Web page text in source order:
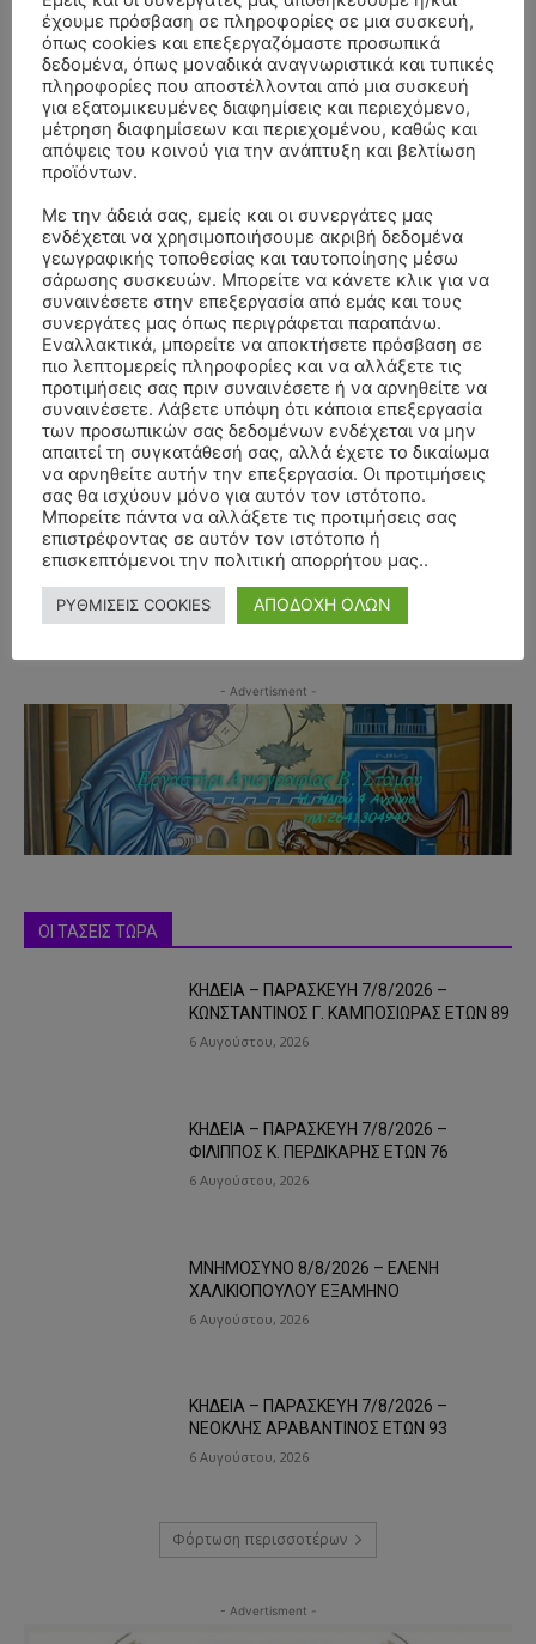
- Advertisment -
- Advertisment -
ΟΙ ΤΑΣΕΙΣ ΤΩΡΑ
ΚΗΔΕΙΑ – ΠΑΡΑΣΚΕΥΗ 7/8/2026 –
ΚΩΝΣΤΑΝΤΙΝΟΣ Γ. ΚΑΜΠΟΣΙΩΡΑΣ ΕΤΩΝ 89
6 Αυγούστου, 2026
ΚΗΔΕΙΑ – ΠΑΡΑΣΚΕΥΗ 7/8/2026 –
ΦΙΛΙΠΠΟΣ Κ. ΠΕΡΔΙΚΑΡΗΣ ΕΤΩΝ 76
6 Αυγούστου, 2026
ΜΝΗΜΟΣΥΝΟ 8/8/2026 – ΕΛΕΝΗ
ΧΑΛΙΚΙΟΠΟΥΛΟΥ ΕΞΑΜΗΝΟ
6 Αυγούστου, 2026
ΚΗΔΕΙΑ – ΠΑΡΑΣΚΕΥΗ 7/8/2026 –
ΝΕΟΚΛΗΣ ΑΡΑΒΑΝΤΙΝΟΣ ΕΤΩΝ 93
6 Αυγούστου, 2026
Φόρτωση περισσοτέρων
- Advertisment -
έχουμε πρόσβαση σε πληροφορίες σε μια συσκευή,
όπως cookies και επεξεργαζόμαστε προσωπικά
δεδομένα, όπως μοναδικά αναγνωριστικά και τυπικές
πληροφορίες που αποστέλλονται από μια συσκευή
για εξατομικευμένες διαφημίσεις και περιεχόμενο,
μέτρηση διαφημίσεων και περιεχομένου, καθώς και
απόψεις του κοινού για την ανάπτυξη και βελτίωση
προϊόντων.
Με την άδειά σας, εμείς και οι συνεργάτες μας
ενδέχεται να χρησιμοποιήσουμε ακριβή δεδομένα
γεωγραφικής τοποθεσίας και ταυτοποίησης μέσω
σάρωσης συσκευών. Μπορείτε να κάνετε κλικ για να
συναινέσετε στην επεξεργασία από εμάς και τους
συνεργάτες μας όπως περιγράφεται παραπάνω.
Εναλλακτικά, μπορείτε να αποκτήσετε πρόσβαση σε
πιο λεπτομερείς πληροφορίες και να αλλάξετε τις
προτιμήσεις σας πριν συναινέσετε ή να αρνηθείτε να
συναινέσετε. Λάβετε υπόψη ότι κάποια επεξεργασία
των προσωπικών σας δεδομένων ενδέχεται να μην
απαιτεί τη συγκατάθεσή σας, αλλά έχετε το δικαίωμα
να αρνηθείτε αυτήν την επεξεργασία. Οι προτιμήσεις
σας θα ισχύουν μόνο για αυτόν τον ιστότοπο.
Μπορείτε πάντα να αλλάξετε τις προτιμήσεις σας
επιστρέφοντας σε αυτόν τον ιστότοπο ή
επισκεπτόμενοι την πολιτική απορρήτου μας..
ΡΥΘΜΙΣΕΙΣ COOKIES ΑΠΟΔΟΧΗ ΟΛΩΝ